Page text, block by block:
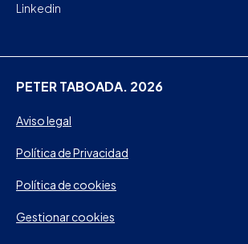
Linkedin
PETER TABOADA. 2026
Aviso legal
Política de Privacidad
Política de cookies
Gestionar cookies